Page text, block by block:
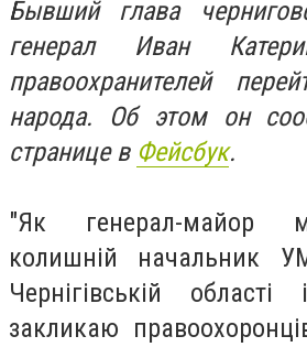
Бывший глава
генерал Иван
правоохранителей
народа. Об этом он
странице в Фейсбук.
"Як генерал-майор
колишній начальник
Чернігівській
закликаю